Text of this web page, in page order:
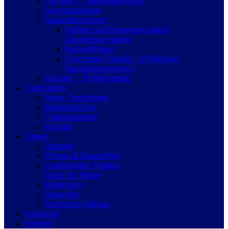
Sportabzeichen
Gesundheitssport
Haltung und Bewegung durch
Ganzkörpertraining
Rückenfitkurs
Functional Training – Effektives
Ganzkörperworkout
Kontakt – Probetraining
Tischtennis
News Tischtennis
Mannschaften
Trainingszeiten
Kontakt
Turnen
Gruppen
Fitness & Gesundheit
Funktionales Training
Sport für Kinder
Kindertanz
Showtanz
Sportliche Männer
Volleyball
Kontakt